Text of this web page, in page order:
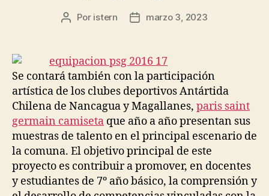
Autor
entrada
Por istern
Fecha
entrada
marzo 3, 2023
Se contará también con la participación
artística de los clubes deportivos Antártida
Chilena de Nancagua y Magallanes, paris saint
germain camiseta que año a año presentan sus
muestras de talento en el principal escenario de
la comuna. El objetivo principal de este
proyecto es contribuir a promover, en docentes
y estudiantes de 7º año básico, la comprensión y